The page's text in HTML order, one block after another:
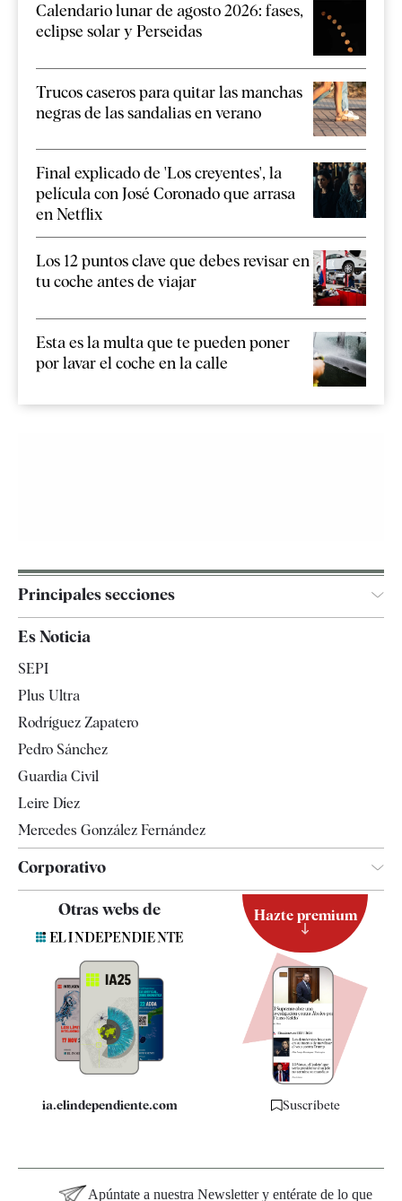
Calendario lunar de agosto 2026: fases,
eclipse solar y Perseidas
Trucos caseros para quitar las manchas
negras de las sandalias en verano
Final explicado de 'Los creyentes', la
película con José Coronado que arrasa
en Netflix
Los 12 puntos clave que debes revisar en
tu coche antes de viajar
Esta es la multa que te pueden poner
por lavar el coche en la calle
Principales secciones
España
Televisión
Es Noticia
SEPI
Plus Ultra
Rodríguez Zapatero
Pedro Sánchez
Guardia Civil
Leire Díez
Mercedes González Fernández
Corporativo
Contacto
Quiénes somos
Especificaciones
Otras webs de
ia.elindependiente.com
Hazte premium
Suscríbete
Apúntate a nuestra Newsletter y entérate de lo que